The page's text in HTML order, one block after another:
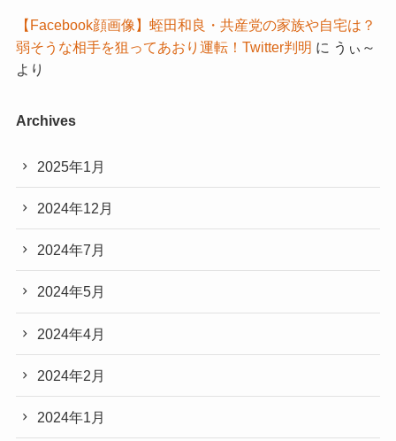
【Facebook顔画像】蛭田和良・共産党の家族や自宅は？
弱そうな相手を狙ってあおり運転！Twitter判明 に うぃ～
より
Archives
2025年1月
2024年12月
2024年7月
2024年5月
2024年4月
2024年2月
2024年1月